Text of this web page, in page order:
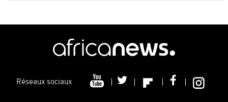
Réseaux sociaux